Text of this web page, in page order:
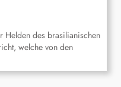
Helden des brasilianischen
welche von den